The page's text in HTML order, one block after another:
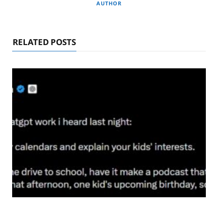
AUTHOR
RELATED POSTS